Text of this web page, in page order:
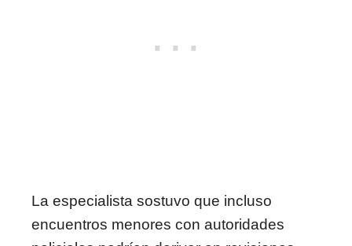
La especialista sostuvo que incluso
encuentros menores con autoridades